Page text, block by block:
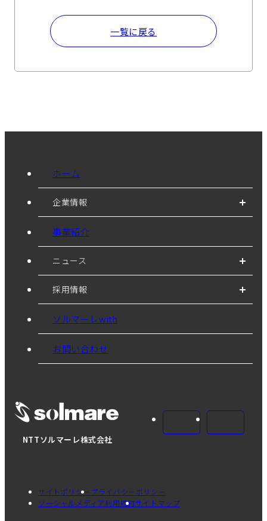
一覧に戻る
NTTソルマーレ株式会社
ホーム
企業情報
事業紹介
ニュース
採用情報
ソルマーレwith
お問い合わせ
サイトポリシープライバシーポリシー
ソーシャルメディア利用規約サイトマップ